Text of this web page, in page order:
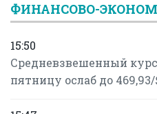
ФИНАНСОВО-
15:50
Средневзвешенный курс
пятницу ослаб до 469,93/